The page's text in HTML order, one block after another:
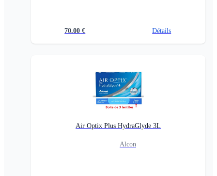
70.00 € Détails
Air Optix Plus HydraGlyde 3L
Alcon